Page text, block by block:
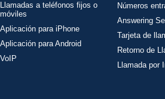
Llamadas a teléfonos fijos o
móviles
Aplicación para iPhone
Aplicación para Android
VoIP
Números
Answering
Tarjeta de
Retorno de
Llamada por